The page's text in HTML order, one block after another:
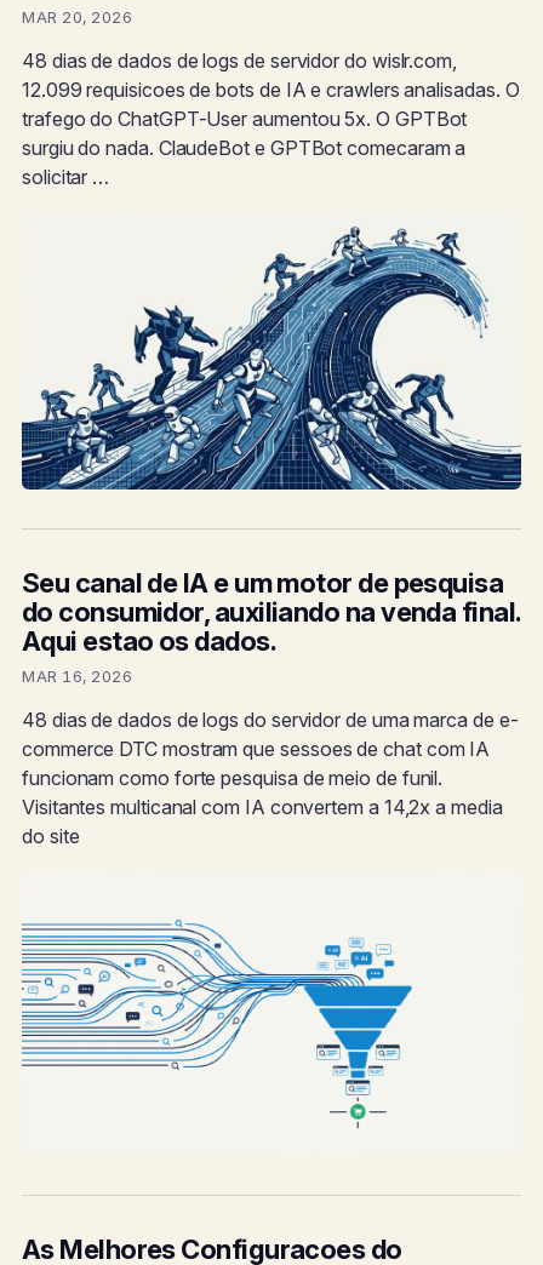
MAR 20, 2026
48 dias de dados de logs de servidor do wislr.com,
12.099 requisicoes de bots de IA e crawlers analisadas. O
trafego do ChatGPT-User aumentou 5x. O GPTBot
surgiu do nada. ClaudeBot e GPTBot comecaram a
solicitar …
Seu canal de IA e um motor de pesquisa
do consumidor, auxiliando na venda final.
Aqui estao os dados.
MAR 16, 2026
48 dias de dados de logs do servidor de uma marca de e-
commerce DTC mostram que sessoes de chat com IA
funcionam como forte pesquisa de meio de funil.
Visitantes multicanal com IA convertem a 14,2x a media
do site
As Melhores Configuracoes do